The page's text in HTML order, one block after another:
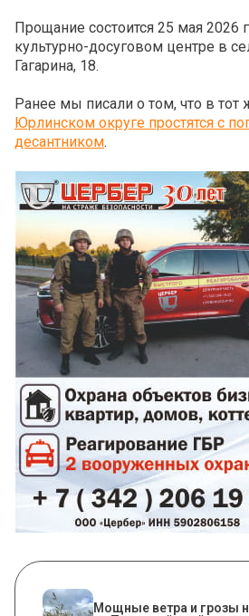
Прощание состоится 25 мая 2026
культурно-досуговом центре в
Гагарина, 18.
Ранее мы писали о том, что в тот
Юрлинском округе простятся с
десантником.
Мощные ветра и грозы